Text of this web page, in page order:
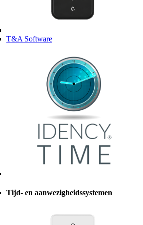
T&A Software
Tijd- en aanwezigheidssystemen